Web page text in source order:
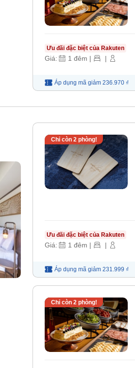
Ưu đãi đặc biệt của Rakuten
Giá: 1 đêm | |
Áp dụng mã giảm 236.970 ₫
Chỉ còn 2phòng!
Ưu đãi đặc biệt của Rakuten
Giá: 1 đêm | |
Áp dụng mã giảm 231.999 ₫
Chỉ còn 2 phòng!